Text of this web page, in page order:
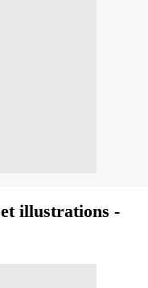
illustrations -